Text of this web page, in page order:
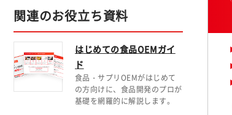
関連のお役立ち資料
はじめての食品OEMガイ
ド
食品・サプリOEMがはじめて
の方向けに、食品開発のプロが
基礎を網羅的に解説します。